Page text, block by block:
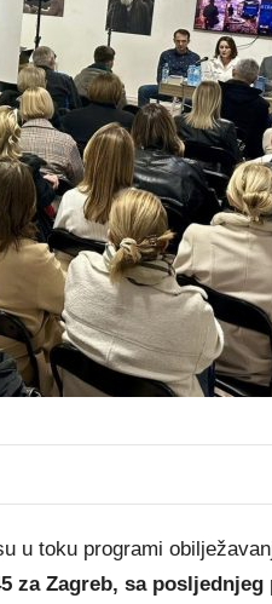
u toku programi
za Zagreb, sa posljednjeg